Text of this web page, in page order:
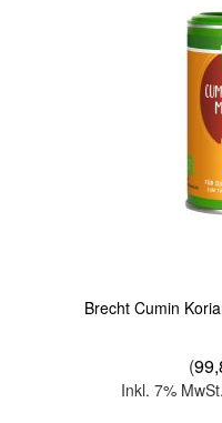
Brecht Cumin
(
Inkl. 7% MwSt.